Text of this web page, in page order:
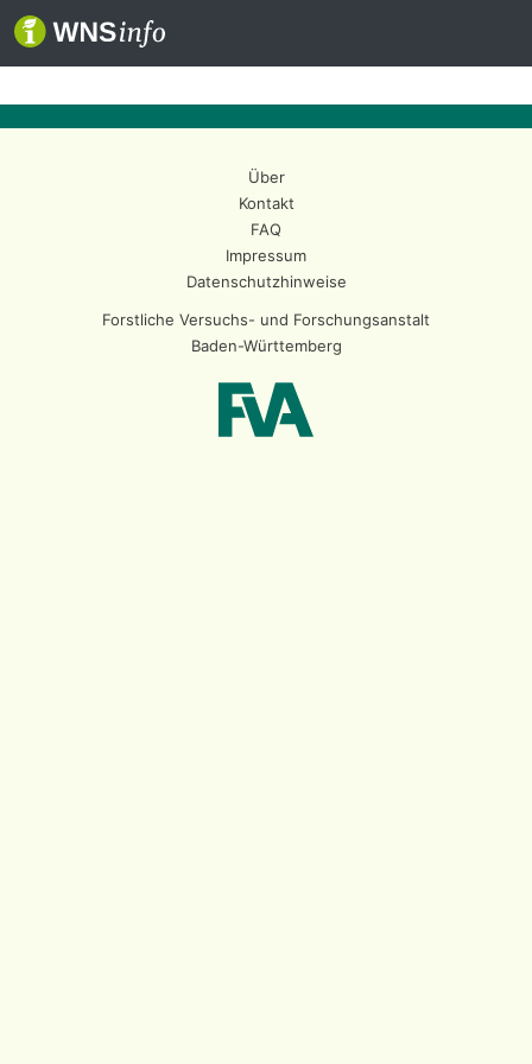
Über
Kontakt
FAQ
Impressum
Datenschutzhinweise
Forstliche Versuchs- und Forschungsanstalt
Baden-Württemberg